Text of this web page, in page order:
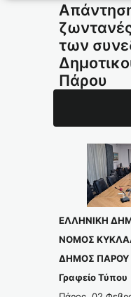
των
Πάρου
ΕΛΛΗΝΙΚΗ
ΝΟΜΟΣ
ΔΗΜΟΣ ΠΑΡΟΥ
Γραφείο Τύπου